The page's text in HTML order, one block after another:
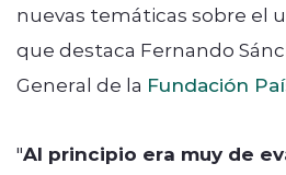
nuevas temáticas sobre el
que destaca Fernando
General de la Fundación
"Al principio era muy de